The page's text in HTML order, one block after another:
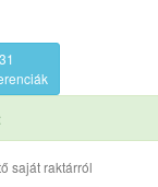
saját raktárról